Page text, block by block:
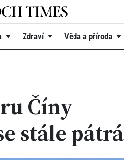
Zdraví Věda a příroda
Číny
stále pátrá